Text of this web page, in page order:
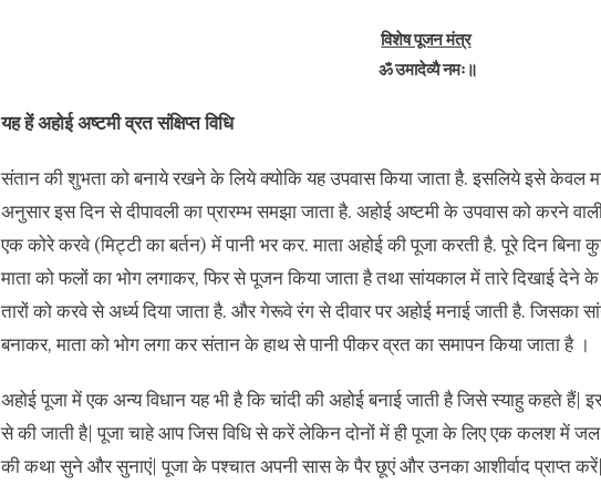
विशेष पूजन मंत्र
ॐ उमादेव्यै नमः॥
यह हें अहोई अष्टमी व्रत संक्षिप्त विधि
संतान की शुभता को बनाये रखने के लिये क्योकि यह उपवास किया जाता है.इसलिये इसे केवल
अनुसार इस दिन से दीपावली का प्रारम्भ समझा जाता है. अहोई अष्टमी के उपवास को करने
एक कोरे करवे(मिट्टी का बर्तन)में पानी भर कर.माता अहोई की पूजा करती है.पूरे दिन बिना
माता को फलों का भोग लगाकर,फिर से पूजन किया जाता है तथा सांयकाल में तारे दिखाई देने
तारों को करवे से अर्ध्य दिया जाता है. और गेरूवे रंग से दीवार पर अहोई मनाई जाती है.जिसका
बनाकर,माता को भोग लगा कर संतान के हाथ से पानी पीकर व्रत का समापन किया जाता है ।
अहोई पूजा में एक अन्य विधान यह भी है कि चांदी की अहोई बनाई जाती है जिसे स्याहु कहते हैं|
से की जाती है|पूजा चाहे आप जिस विधि से करें लेकिन दोनों में ही पूजा के लिए एक कलश में
की कथा सुने और सुनाएं|पूजा के पश्चात अपनी सास के पैर छूएं और उनका आशीर्वाद प्राप्त करें